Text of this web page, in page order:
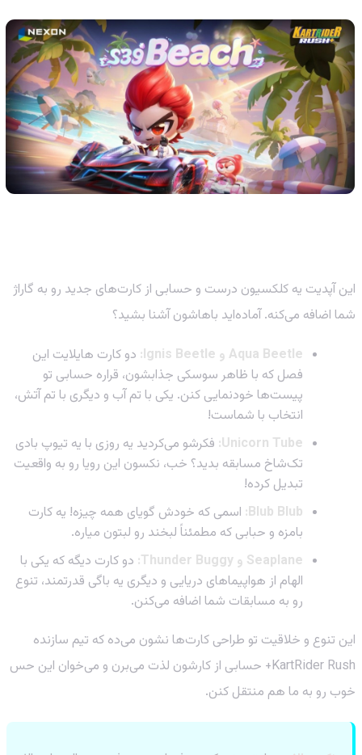
این آپدیت یه کلکسیون درست و حسابی از کارت‌های جدید رو به گاراژ
شما اضافه می‌کنه. آماده‌اید باهاشون آشنا بشید؟
Aqua Beetle و Ignis Beetle:
دو کارت هایلایت این
فصل که با ظاهر سوسکی جذابشون، قراره حسابی تو
پیست‌ها خودنمایی کنن. یکی با تم آب و دیگری با تم آتش،
انتخاب با شماست!
Unicorn Tube: فکرشو می‌کردید یه روزی با یه تیوپ بادی
تک‌شاخ مسابقه بدید؟ خب، نکسون این رویا رو به واقعیت
تبدیل کرده!
Blub Blub: اسمی که خودش گویای همه چیزه! یه کارت
بامزه و حبابی که مطمئناً لبخند رو لبتون میاره.
Seaplane و Thunder Buggy:
دو کارت دیگه که یکی با
الهام از هواپیماهای دریایی و دیگری یه باگی قدرتمند، تنوع
رو به مسابقات شما اضافه می‌کنن.
این تنوع و خلاقیت تو طراحی کارت‌ها نشون می‌ده که تیم سازنده
KartRider Rush+ حسابی از کارشون لذت می‌برن و می‌خوان این حس
خوب رو به ما هم منتقل کنن.